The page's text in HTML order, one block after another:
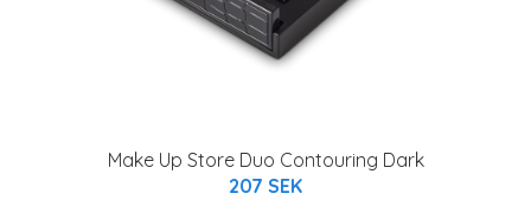
Make Up Store Duo Contouring Dark
207 SEK